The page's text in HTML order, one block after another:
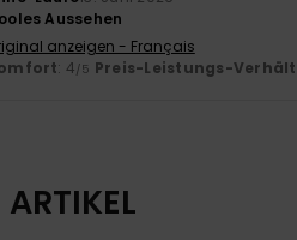
Aussehen
anzeigen - Français
: 4/5 Preis-Leistungs-